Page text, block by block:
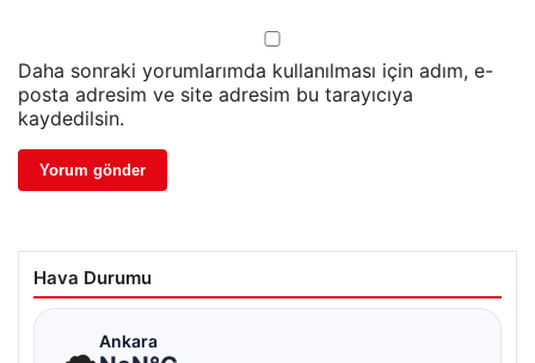
Daha sonraki yorumlarımda kullanılması için adım, e-
posta adresim ve site adresim bu tarayıcıya
kaydedilsin.
Hava Durumu
Ankara